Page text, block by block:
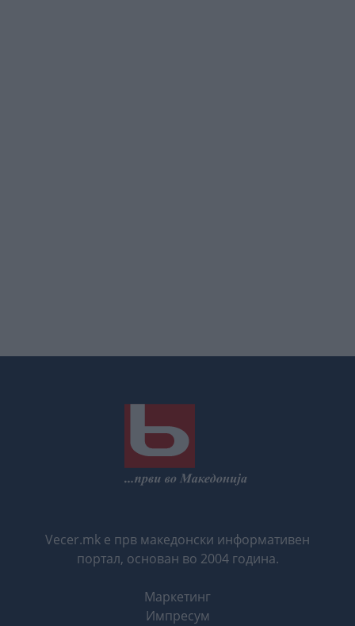
Vecer.mk е прв македонски информативен
портал, основан во 2004 година.
Маркетинг
Импресум